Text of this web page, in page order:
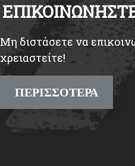
Μη διστάσετε να
χρειαστείτε!
ΠΕΡΙΣΣΟΤΕΡΑ